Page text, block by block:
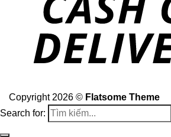
Copyright 2026 © Flatsome Theme
Search for: